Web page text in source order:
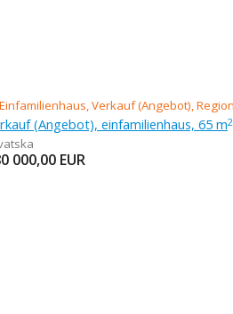
(Angebot), einfamilienhaus, 65 m2
000,00 EUR